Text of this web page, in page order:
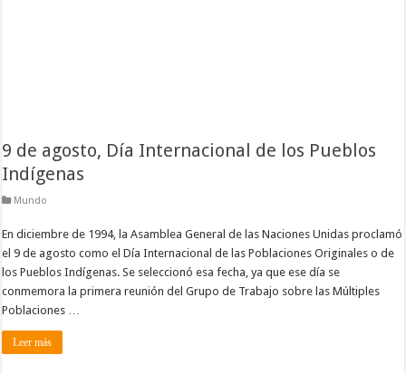
9 de agosto, Día Internacional de los Pueblos
Indígenas
Mundo
En diciembre de 1994, la Asamblea General de las Naciones Unidas proclamó
el 9 de agosto como el Día Internacional de las Poblaciones Originales o de
los Pueblos Indígenas. Se seleccionó esa fecha, ya que ese día se
conmemora la primera reunión del Grupo de Trabajo sobre las Múltiples
Poblaciones …
Leer más